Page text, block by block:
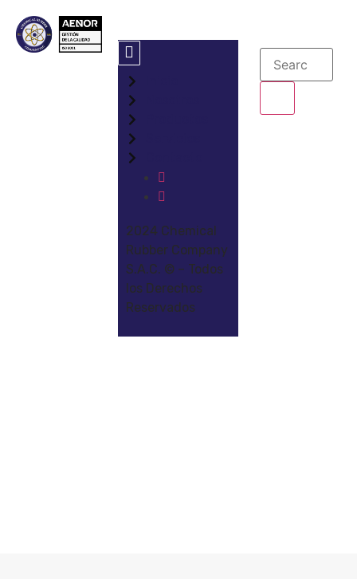
2024 Chemical
Rubber Company
S.A.C. © – Todos
los Derechos
Reservados